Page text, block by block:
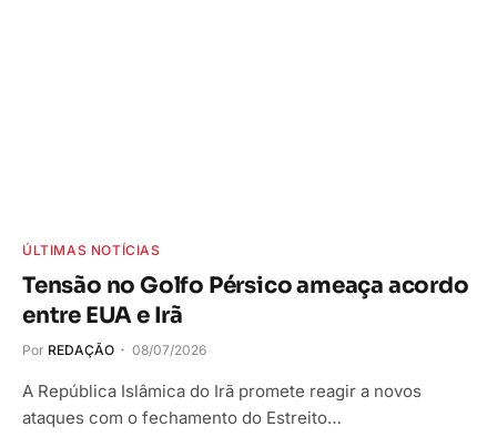
ÚLTIMAS NOTÍCIAS
Tensão no Golfo Pérsico ameaça acordo
entre EUA e Irã
Por REDAÇÃO 08/07/2026
A República Islâmica do Irã promete reagir a novos
ataques com o fechamento do Estreito…